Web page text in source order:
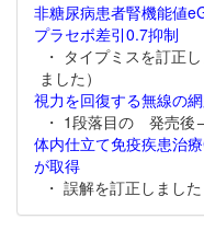
非糖尿病患者腎機能値
プラセボ差引0.7抑制
・ タイプミスを訂正
ました）
視力を回復する無線の
・ 1段落目の 発売後
体内仕立て免疫疾患治
が取得
・ 誤解を訂正しまし